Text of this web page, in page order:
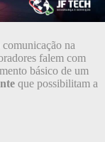
na
falem com
básico de um
que possibilitam a